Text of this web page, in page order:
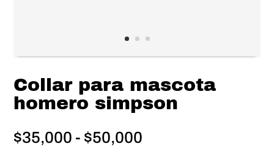
Collar para mascota
homero simpson
$35,000 - $50,000